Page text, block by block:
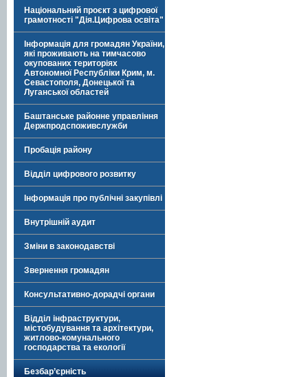
Національний проєкт з цифрової
грамотності "Дія.Цифрова освіта"
Інформація для громадян України,
які проживають на тимчасово
окупованих територіях
Автономної Республіки Крим, м.
Севастополя, Донецької та
Луганської областей
Баштанське районне управління
Держпродспоживслужби
Пробація району
Відділ цифрового розвитку
Інформація про публічні закупівлі
Внутрішній аудит
Зміни в законодавстві
Звернення громадян
Консультативно-дорадчі органи
Відділ інфраструктури,
містобудування та архітектури,
житлово-комунального
господарства та екології
Безбар’єрність